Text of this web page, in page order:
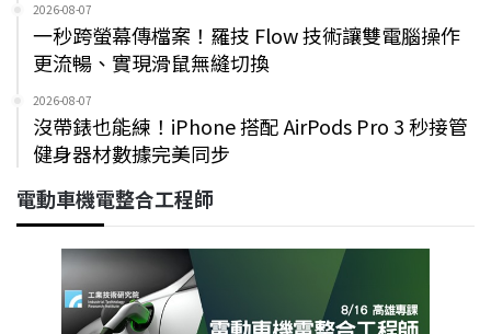
2026-08-07
一秒跨螢幕傳檔案！羅技 Flow 技術讓雙電腦操作
更流暢、實現滑鼠無縫切換
2026-08-07
沒帶錶也能練！iPhone 搭配 AirPods Pro 3 秒接管
健身器材數據完美同步
電動車機電整合工程師